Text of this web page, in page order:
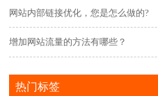
网站内部链接优化，您是怎么做的?
增加网站流量的方法有哪些？
热门标签